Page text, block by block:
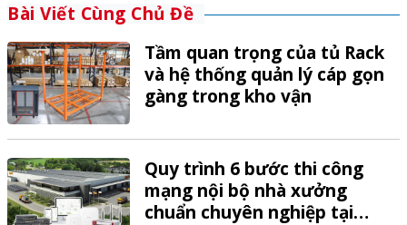
Bài Viết Cùng Chủ Đề
Tầm quan trọng của tủ Rack
và hệ thống quản lý cáp gọn
gàng trong kho vận
Quy trình 6 bước thi công
mạng nội bộ nhà xưởng
chuẩn chuyên nghiệp tại